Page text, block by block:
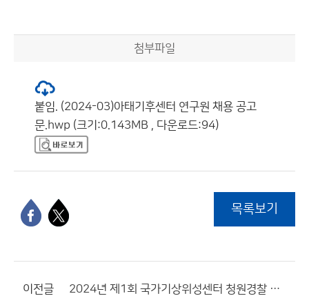
첨부파일
붙임. (2024-03)아태기후센터 연구원 채용 공고
문.hwp (크기:0.143MB , 다운로드:94)
목록보기
이전글 2024년 제1회 국가기상위성센터 청원경찰 공개채용 최종합격자 공고